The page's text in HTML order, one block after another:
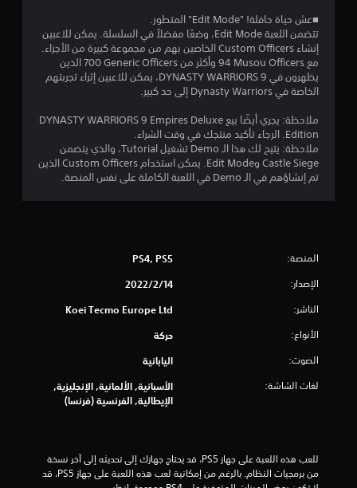
إ
ج
م
ا
ل
ي
1
ا
ل
ق
■عش حياة حافلة! "Edit Mode" المتطور.
تتضمن اللعبة Edit Mode، وضعًا مفضلاً في السلسلة. يمكن للاعبين
إنشاء Custom Officers الخاصين بهم من مجموعة كبيرة من الأجزاء.
مع ‎94 Musou Officers وأكثر من ‎700 Generic Officers الذين
يظهرون في DYNASTY WARRIORS 9، يمكن للاعبين إثراء تجربتهم
الخاصة في Dynasty Warriors إلى حد كبير.
ملاحظة: يجري أيضًا بيع DYNASTY WARRIORS 9 Empires Deluxe
Edition. الرجاء تأكيد منتجك في وقت الشراء.
ملاحظة: يتيح لك هذا الـ Demo تشغيل Tutorial، والذي يتضمن
Castle Siege وEdit Mode. يمكن استخدام Custom Officers الذين
تم إنشاؤهم في الـ Demo في اللعبة الكاملة على نفس المنصة.
المنصة: PS4, PS5
الإصدار: 14‏/2‏/2022
الناشر: Koei Tecmo Europe Ltd
الأنواع: حركة
الصوت: اليابانية
لغات الشاشة:
الأسبانية, الألمانية, الإنجليزية,
الإيطالية, الفرنسية (فرنسا)